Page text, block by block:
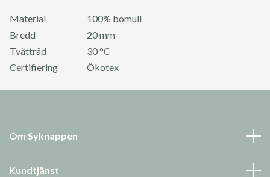
Material
100% bomull
Bredd
20 mm
Tvättråd
30 °C
Certifiering
Ökotex
Om Syknappen
Kundtjänst